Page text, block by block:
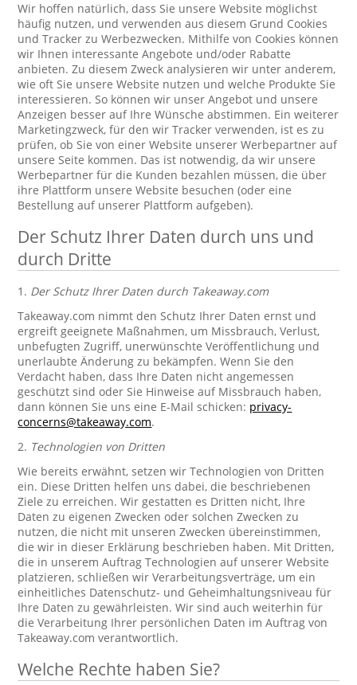
Wir hoffen natürlich, dass Sie unsere Website möglichst
häufig nutzen, und verwenden aus diesem Grund Cookies
und Tracker zu Werbezwecken. Mithilfe von Cookies können
wir Ihnen interessante Angebote und/oder Rabatte
anbieten. Zu diesem Zweck analysieren wir unter anderem,
wie oft Sie unsere Website nutzen und welche Produkte Sie
interessieren. So können wir unser Angebot und unsere
Anzeigen besser auf Ihre Wünsche abstimmen. Ein weiterer
Marketingzweck, für den wir Tracker verwenden, ist es zu
prüfen, ob Sie von einer Website unserer Werbepartner auf
unsere Seite kommen. Das ist notwendig, da wir unsere
Werbepartner für die Kunden bezahlen müssen, die über
ihre Plattform unsere Website besuchen (oder eine
Bestellung auf unserer Plattform aufgeben).
Der Schutz Ihrer Daten durch uns und
durch Dritte
1. Der Schutz Ihrer Daten durch Takeaway.com
Takeaway.com nimmt den Schutz Ihrer Daten ernst und
ergreift geeignete Maßnahmen, um Missbrauch, Verlust,
unbefugten Zugriff, unerwünschte Veröffentlichung und
unerlaubte Änderung zu bekämpfen. Wenn Sie den
Verdacht haben, dass Ihre Daten nicht angemessen
geschützt sind oder Sie Hinweise auf Missbrauch haben,
dann können Sie uns eine E-Mail schicken: privacy-
concerns@takeaway.com.
2. Technologien von Dritten
Wie bereits erwähnt, setzen wir Technologien von Dritten
ein. Diese Dritten helfen uns dabei, die beschriebenen
Ziele zu erreichen. Wir gestatten es Dritten nicht, Ihre
Daten zu eigenen Zwecken oder solchen Zwecken zu
nutzen, die nicht mit unseren Zwecken übereinstimmen,
die wir in dieser Erklärung beschrieben haben. Mit Dritten,
die in unserem Auftrag Technologien auf unserer Website
platzieren, schließen wir Verarbeitungsverträge, um ein
einheitliches Datenschutz- und Geheimhaltungsniveau für
Ihre Daten zu gewährleisten. Wir sind auch weiterhin für
die Verarbeitung Ihrer persönlichen Daten im Auftrag von
Takeaway.com verantwortlich.
Welche Rechte haben Sie?